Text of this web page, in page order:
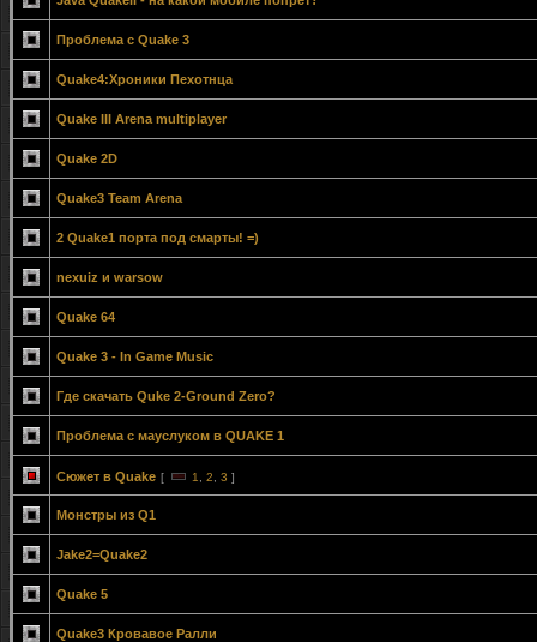
Проблема с Quake 3
Quake4:Хроники Пехотнца
Quake III Arena multiplayer
Quake 2D
Quake3 Team Arena
2 Quake1 порта под смарты! =)
nexuiz и warsow
Quake 64
Quake 3 - In Game Music
Где скачать Quke 2-Ground Zero?
Проблема с мауслуком в QUAKE 1
Сюжет в Quake [ 1 2 3 ]
Монстры из Q1
Jake2=Quake2
Quake 5
Quake3 Кровавое Ралли